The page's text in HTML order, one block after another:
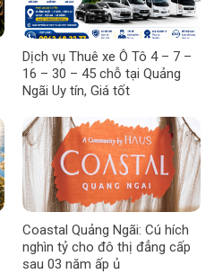
Dịch vụ Thuê xe Ô Tô 4 – 7 –
16 – 30 – 45 chỗ tại Quảng
Ngãi Uy tín, Giá tốt
Coastal Quảng Ngãi: Cú hích
nghìn tỷ cho đô thị đẳng cấp
sau 03 năm ấp ủ